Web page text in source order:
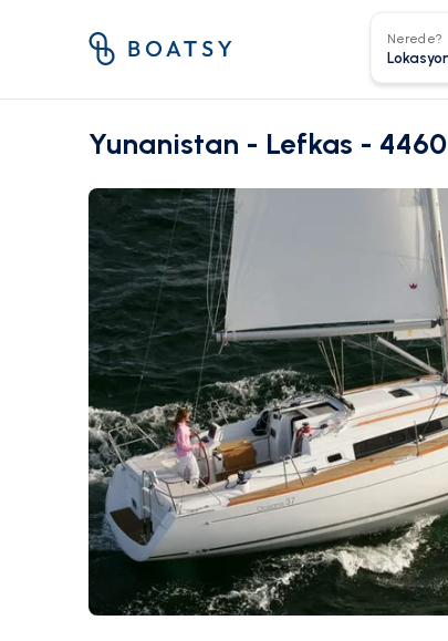
Nerede?
Yunanistan - Lefkas - 4460